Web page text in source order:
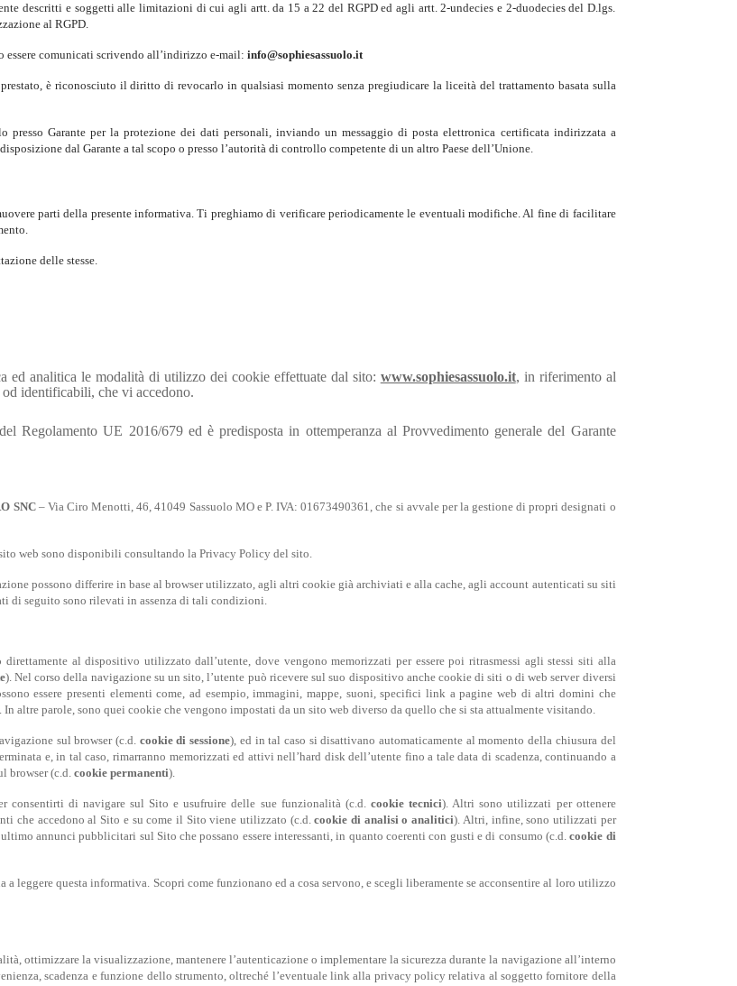
descritti e soggetti alle limitazioni di cui agli artt. da 15 a 22 del RGPD ed agli artt. 2-undecies e 2-duodecies del D.lgs.
al RGPD.
comunicati scrivendo all’indirizzo e-mail: info@sophiesassuolo.it
è riconosciuto il diritto di revocarlo in qualsiasi momento senza pregiudicare la liceità del trattamento basata sulla
Garante per la protezione dei dati personali, inviando un messaggio di posta elettronica certificata indirizzata a
dal Garante a tal scopo o presso l’autorità di controllo competente di un altro Paese dell’Unione.
parti della presente informativa. Ti preghiamo di verificare periodicamente le eventuali modifiche. Al fine di facilitare
delle stesse.
ed analitica le modalità di utilizzo dei cookie effettuate dal sito: www.sophiesassuolo.it, in riferimento al
identificabili, che vi accedono.
Regolamento UE 2016/679 ed è predisposta in ottemperanza al Provvedimento generale del Garante
SNC– Via Ciro Menotti, 46, 41049 Sassuolo MO e P. IVA: 01673490361, che si avvale per la gestione di propri designati o
web sono disponibili consultando la Privacy Policy del sito.
possono differire in base al browser utilizzato, agli altri cookie già archiviati e alla cache, agli account autenticati su siti
di seguito sono rilevati in assenza di tali condizioni.
al dispositivo utilizzato dall’utente, dove vengono memorizzati per essere poi ritrasmessi agli stessi siti alla
). Nel corso della navigazione su un sito, l’utente può ricevere sul suo dispositivo anche cookie di siti o di web server diversi
essere presenti elementi come, ad esempio, immagini, mappe, suoni, specifici link a pagine web di altri domini che
altre parole, sono quei cookie che vengono impostati da un sito web diverso da quello che si sta attualmente visitando.
sul browser (c.d. cookie di sessione), ed in tal caso si disattivano automaticamente al momento della chiusura del
e, in tal caso, rimarranno memorizzati ed attivi nell’hard disk dell’utente fino a tale data di scadenza, continuando a
browser (c.d.cookie permanenti).
consentirti di navigare sul Sito e usufruire delle sue funzionalità (c.d. cookie tecnici). Altri sono utilizzati per ottenere
che accedono al Sito e su come il Sito viene utilizzato (c.d.cookie di analisi o analitici). Altri, infine, sono utilizzati per
annunci pubblicitari sul Sito che possano essere interessanti, in quanto coerenti con gusti e di consumo (c.d.cookie di
leggere questa informativa. Scopri come funzionano ed a cosa servono, e scegli liberamente se acconsentire al loro utilizzo
ottimizzare la visualizzazione, mantenere l’autenticazione o implementare la sicurezza durante la navigazione all’interno
scadenza e funzione dello strumento, oltreché l’eventuale link alla privacy policy relativa al soggetto fornitore della